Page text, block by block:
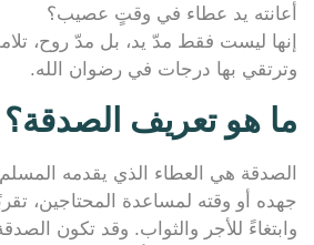
أعانته يد عطاء في وقتٍ عصيب؟
إنها ليست فقط مدّ يد، بل مدّ روح،
وترتقي بها درجات في رضوان الله.
ما هو تعريف الصدقة؟
الصدقة هي العطاء الذي يقدمه
جهده أو وقته لمساعدة المحتاجين،
وابتغاءً للأجر والثواب. وقد تكون